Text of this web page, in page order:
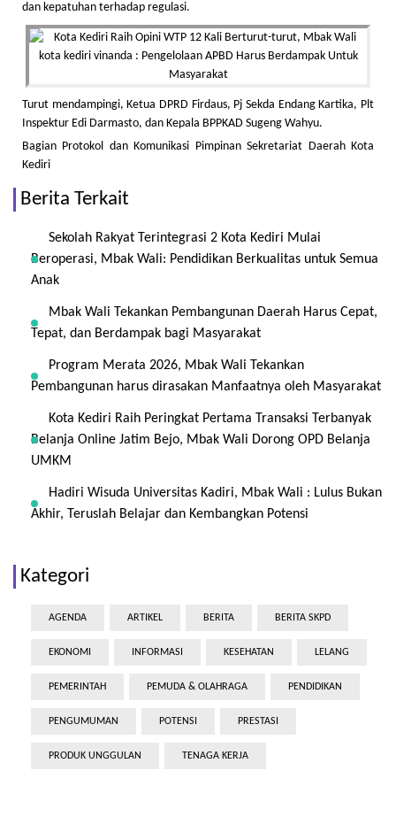
dan kepatuhan terhadap regulasi.
Turut mendampingi, Ketua DPRD Firdaus, Pj Sekda Endang Kartika, Plt
Inspektur Edi Darmasto, dan Kepala BPPKAD Sugeng Wahyu.
Bagian Protokol dan Komunikasi Pimpinan Sekretariat Daerah Kota
Kediri
Berita Terkait
Sekolah Rakyat Terintegrasi 2 Kota Kediri Mulai
Beroperasi, Mbak Wali: Pendidikan Berkualitas untuk Semua
Anak
Mbak Wali Tekankan Pembangunan Daerah Harus Cepat,
Tepat, dan Berdampak bagi Masyarakat
Program Merata 2026, Mbak Wali Tekankan
Pembangunan harus dirasakan Manfaatnya oleh Masyarakat
Kota Kediri Raih Peringkat Pertama Transaksi Terbanyak
Belanja Online Jatim Bejo, Mbak Wali Dorong OPD Belanja
UMKM
Hadiri Wisuda Universitas Kadiri, Mbak Wali : Lulus Bukan
Akhir, Teruslah Belajar dan Kembangkan Potensi
Kategori
AGENDA ARTIKEL BERITA BERITA SKPD
EKONOMI INFORMASI KESEHATAN LELANG
PEMERINTAH PEMUDA & OLAHRAGA PENDIDIKAN
PENGUMUMAN POTENSI PRESTASI
PRODUK UNGGULAN TENAGA KERJA